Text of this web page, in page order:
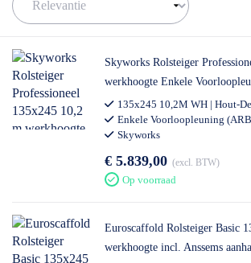
Skyworks Rolsteiger
werkhoogte Enkele
Steigeraanhanger Gesloten
135x245 10,2M WH | Hout-
Enkele Voorloopleuning
Skyworks
€ 5.839,00 excl. BTW
Op voorraad
Euroscaffold Rolsteiger Basic
werkhoogte incl. Anssems